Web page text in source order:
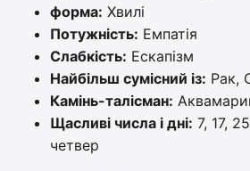
форма: Хвилі
Потужність: Емпатія
Слабкість: Ескапізм
Найбільш сумісний із: Рак,
Камінь-талісман:
Щасливі числа і дні: 7, 17,
четвер